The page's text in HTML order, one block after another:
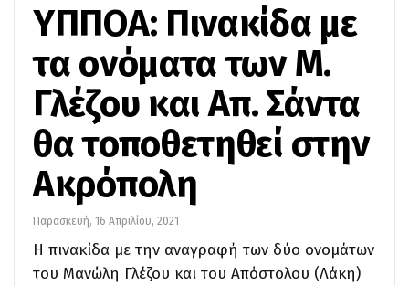
ΥΠΠΟΑ: Πινακίδα με
τα ονόματα των Μ.
Γλέζου και Απ. Σάντα
θα τοποθετηθεί στην
Ακρόπολη
Παρασκευή, 16 Απριλίου, 2021
Η πινακίδα με την αναγραφή των δύο ονομάτων
του Μανώλη Γλέζου και του Απόστολου (Λάκη)